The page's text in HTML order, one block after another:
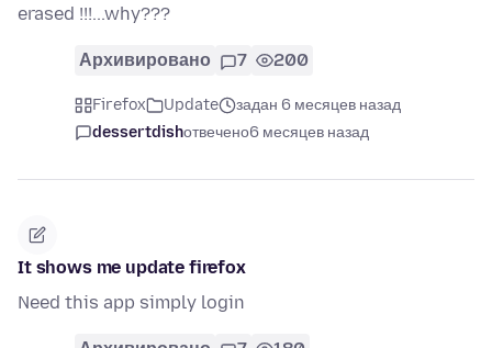
erased !!!...why???
Архивировано 7 200
Firefox Update
задан 6 месяцев назад
dessertdishотвечено6 месяцев назад
It shows me update firefox
Need this app simply login